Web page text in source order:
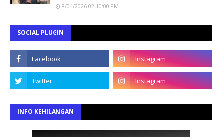
8/04/2026 02:10:00 PM
SOCIAL PLUGIN
INFO KEHILANGAN